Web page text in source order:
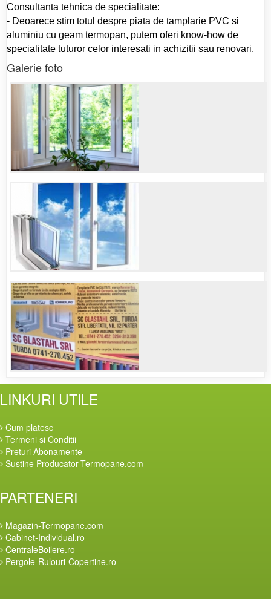
Consultanta tehnica de specialitate:
- Deoarece stim totul despre piata de tamplarie PVC si
aluminiu cu geam termopan, putem oferi know-how de
specialitate tuturor celor interesati in achizitii sau renovari.
Galerie foto
LINKURI UTILE
Cum platesc
Termeni si Conditii
Preturi Abonamente
Sustine Producator-Termopane.com
PARTENERI
Magazin-Termopane.com
Cabinet-Individual.ro
CentraleBoilere.ro
Pergole-Rulouri-Copertine.ro